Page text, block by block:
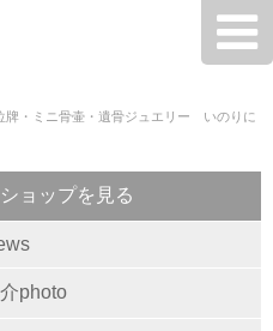
牌・ミニ骨壷・遺骨ジュエリー いのりに
ョップを見る
photo